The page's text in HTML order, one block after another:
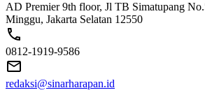
AD Premier 9th floor, Jl TB Simatupang
Minggu, Jakarta Selatan 12550
0812-1919-9586
redaksi@sinarharapan.id